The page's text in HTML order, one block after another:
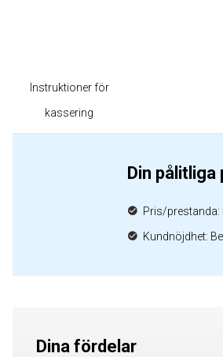
Instruktioner för
kassering
Din pålitliga
Pris/prestanda:
Kundnöjdhet:
Dina fördelar